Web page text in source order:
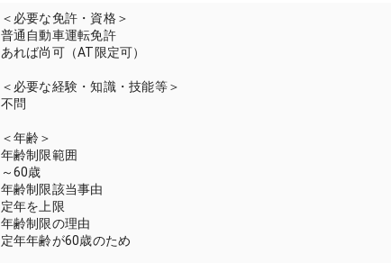
＜必要な免許・資格＞
普通自動車運転免許
あれば尚可（AT限定可）
＜必要な経験・知識・技能等＞
不問
＜年齢＞
年齢制限範囲
～60歳
年齢制限該当事由
定年を上限
年齢制限の理由
定年年齢が60歳のため